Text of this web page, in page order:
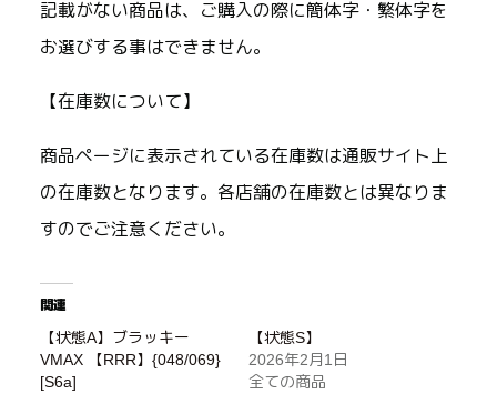
記載がない商品は、ご購入の際に簡体字・繁体字を
お選びする事はできません。
【在庫数について】
商品ページに表示されている在庫数は通販サイト上
の在庫数となります。各店舗の在庫数とは異なりま
すのでご注意ください。
関連
【状態A】ブラッキー
VMAX 【RRR】{048/069}
[S6a]
【状態S】
2026年2月1日
全ての商品